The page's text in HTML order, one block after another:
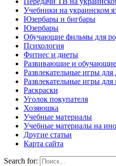
Учебники на украинском
Юзербары и бигбары
Юзербары
Обучающие фильмы для
Психология
Фитнес и диеты
Развивающие и
Развлекательные игры для
Развлекательные игры для
Раскраски
Уголок покупателя
Хозяюшка
Учебные материалы
Учебные материалы на
Другие статьи
Карта сайта
Search for: